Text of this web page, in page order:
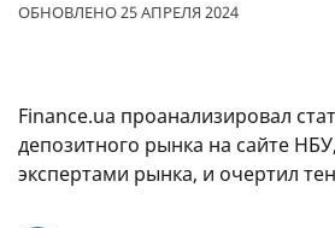
ОБНОВЛЕНО 25 АПРЕЛЯ 2024
Finance.ua проанализировал
депозитного рынка на сайте
экспертами рынка, и очертил